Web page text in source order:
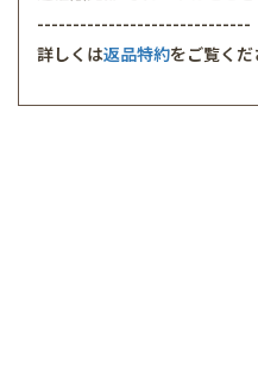
------------------------------
詳しくは返品特約をご覧くだ